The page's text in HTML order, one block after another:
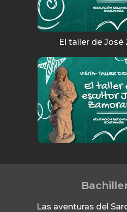
El taller de José
Las aventuras del